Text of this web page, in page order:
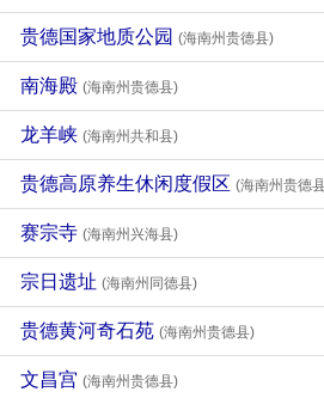
贵德国家地质公园 (海南州贵德县)
南海殿 (海南州贵德县)
龙羊峡 (海南州共和县)
贵德高原养生休闲度假区 (海南州贵德
赛宗寺 (海南州兴海县)
宗日遗址 (海南州同德县)
贵德黄河奇石苑 (海南州贵德县)
文昌宫 (海南州贵德县)